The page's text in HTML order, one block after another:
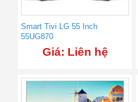
Smart Tivi LG 55 Inch
55UG870
Giá: Liên hệ